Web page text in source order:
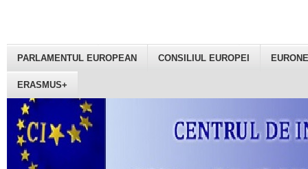
PARLAMENTUL EUROPEAN CONSILIUL EUROPEI
ERASMUS+